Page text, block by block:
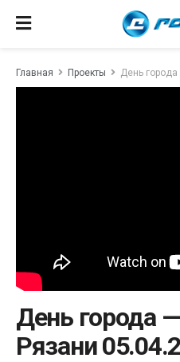
Главная Проекты День города
День города
Рязани